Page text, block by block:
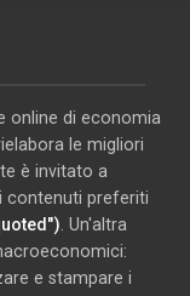
online di economia
le migliori
è invitato a
contenuti preferiti
. Un'altra
e stampare i